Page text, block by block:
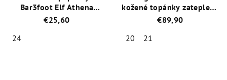
Bar3foot Elf Athena
3BE2/5 - bodka
€25,60
24
kožené topánky zateplené
ovčou vlnou - Rabbit
Čierna Galaxy
€89,90
20
21